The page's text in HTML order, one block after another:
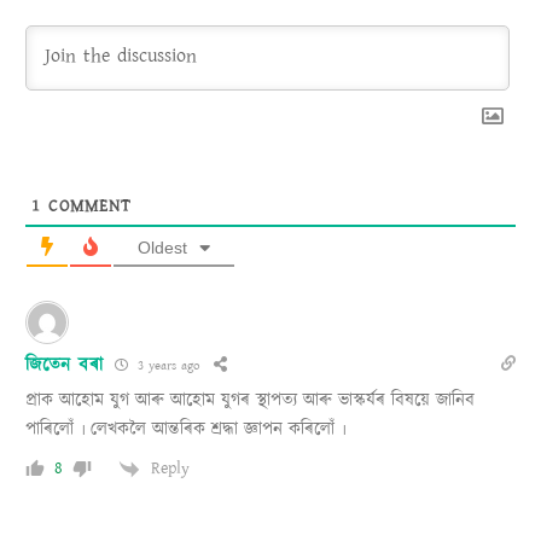
1 COMMENT
Oldest
জিতেন বৰা 3 years ago
প্ৰাক আহোম যুগ আৰু আহোম যুগৰ স্থাপত্য আৰু ভাস্কৰ্যৰ বিষয়ে জানিব
পাৰিলোঁ ৷ লেখকলৈ আন্তৰিক শ্ৰদ্ধা জ্ঞাপন কৰিলোঁ ৷
8 Reply